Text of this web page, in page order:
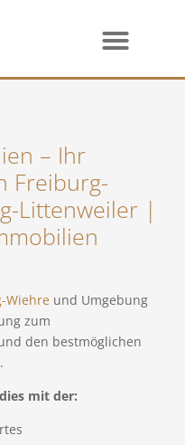
– Ihr
Freiburg-
Littenweiler |
Wiehre und Umgebung
zum
den bestmöglichen
mit der: